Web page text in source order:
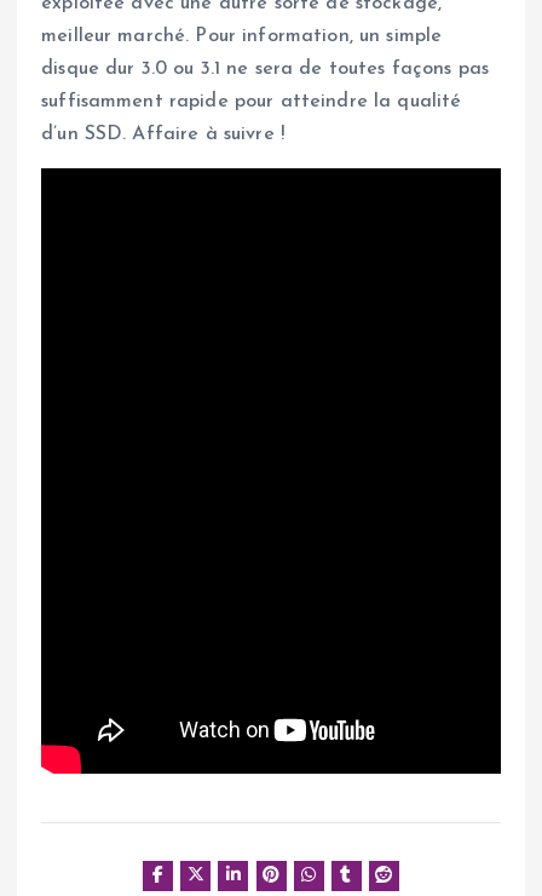
meilleur marché. Pour information, un simple
disque dur 3.0 ou 3.1 ne sera de toutes façons pas
suffisamment rapide pour atteindre la qualité
d’un SSD. Affaire à suivre !